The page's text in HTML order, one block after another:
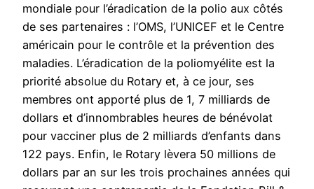
mondiale pour l’éradication de la polio aux côtés
de ses partenaires : l’OMS, l’UNICEF et le Centre
américain pour le contrôle et la prévention des
maladies. L’éradication de la poliomyélite est la
priorité absolue du Rotary et, à ce jour, ses
membres ont apporté plus de 1, 7 milliards de
dollars et d’innombrables heures de bénévolat
pour vacciner plus de 2 milliards d’enfants dans
122 pays. Enfin, le Rotary lèvera 50 millions de
dollars par an sur les trois prochaines années qui